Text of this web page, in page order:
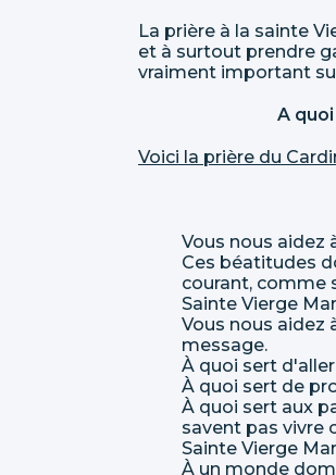
La prière à la sainte
et à surtout prendre
vraiment important
A
Voici la prière du
Vous nous aidez
Ces béatitudes
courant, comme
Sainte Vierge
Vous nous aidez
message.
À quoi sert
À quoi sert de
À quoi sert aux
savent pas vivre
Sainte Vierge
À un monde